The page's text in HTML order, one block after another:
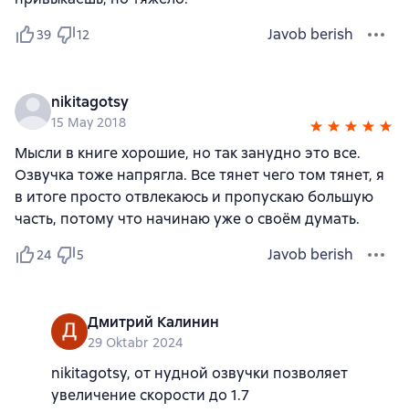
39 12 Javob berish
nikitagotsy
15 May 2018
Мысли в книге хорошие, но так занудно это все.
Озвучка тоже напрягла. Все тянет чего том тянет, я
в итоге просто отвлекаюсь и пропускаю большую
часть, потому что начинаю уже о своём думать.
24 5 Javob berish
Дмитрий Калинин
29 Oktabr 2024
nikitagotsy, от нудной озвучки позволяет
увеличение скорости до 1.7